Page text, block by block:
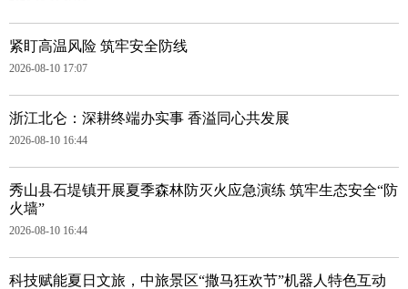
紧盯高温风险 筑牢安全防线
2026-08-10 17:07
浙江北仑：深耕终端办实事 香溢同心共发展
2026-08-10 16:44
秀山县石堤镇开展夏季森林防灭火应急演练 筑牢生态安全“防
火墙”
2026-08-10 16:44
科技赋能夏日文旅，中旅景区“撒马狂欢节”机器人特色互动